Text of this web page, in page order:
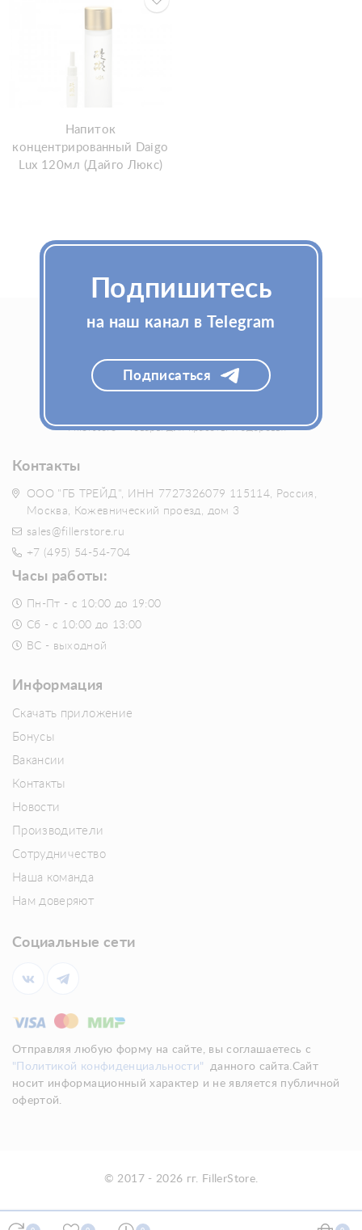
Напиток
концентрированный Daigo
Lux 120мл (Дайго Люкс)
Fillerstore - товары для красоты и здоровья
Контакты
ООО "ГБ ТРЕЙД", ИНН 7727326079 115114, Россия,
Москва, Кожевнический проезд, дом 3
sales@fillerstore.ru
+7 (495) 54-54-704
Часы работы:
Пн-Пт - с 10:00 до 19:00
Сб - с 10:00 до 13:00
ВС - выходной
Информация
Скачать приложение
Бонусы
Вакансии
Контакты
Новости
Производители
Сотрудничество
Наша команда
Нам доверяют
Социальные сети
Отправляя любую форму на сайте, вы соглашаетесь с
"Политикой конфиденциальности"
данного сайта.Сайт
носит информационный характер и не является публичной
офертой.
© 2017 - 2026 гг. FillerStore.
Подпишитесь
на наш канал в Telegram
Подписаться